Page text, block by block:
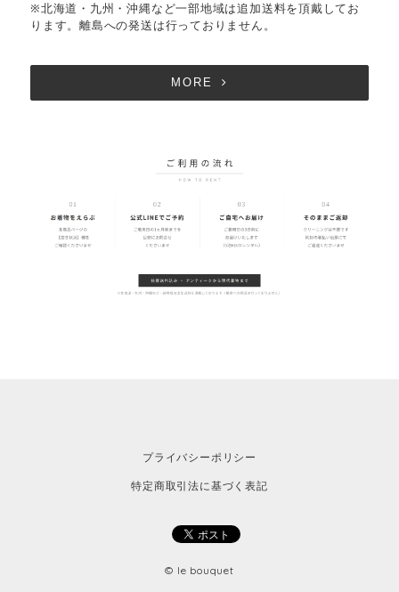
※北海道・九州・沖縄など一部地域は追加送料を頂戴してお
ります。離島への発送は行っておりません。
MORE
プライバシーポリシー
特定商取引法に基づく表記
© le bouquet